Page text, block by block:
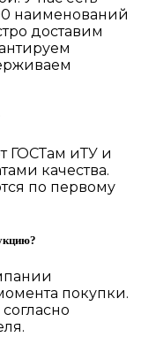
наименований
доставим
ГОСТам иТУ и
качества.
по первому
покупки.